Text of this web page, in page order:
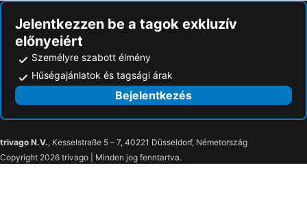
Jelentkezzen be a tagok exkluzív
előnyeiért
Személyre szabott élmény
Hűségajánlatok és tagsági árak
Bejelentkezés
trivago N.V., Kesselstraße 5 – 7, 40221 Düsseldorf, Németország
Copyright 2026 trivago | Minden jog fenntartva.